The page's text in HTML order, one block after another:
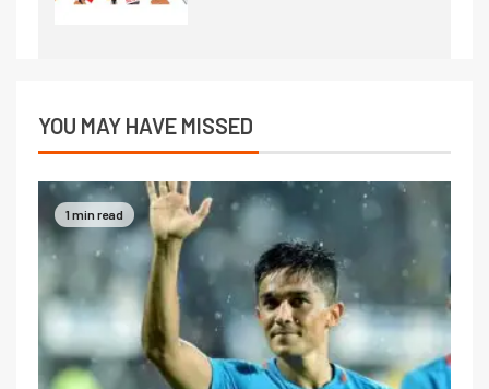
YOU MAY HAVE MISSED
1 min read